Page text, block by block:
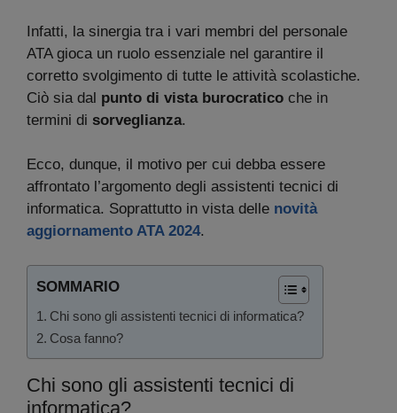
Infatti, la sinergia tra i vari membri del personale
ATA gioca un ruolo essenziale nel garantire il
corretto svolgimento di tutte le attività scolastiche.
Ciò sia dal punto di vista burocratico che in
termini di sorveglianza.
Ecco, dunque, il motivo per cui debba essere
affrontato l’argomento degli assistenti tecnici di
informatica. Soprattutto in vista delle novità
aggiornamento ATA 2024.
SOMMARIO
Chi sono gli assistenti tecnici di informatica?
Cosa fanno?
Chi sono gli assistenti tecnici di
informatica?